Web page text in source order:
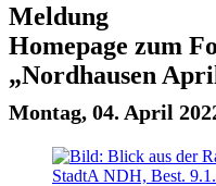
Meldung
Homepage zum
„Nordhausen
Montag, 04. April